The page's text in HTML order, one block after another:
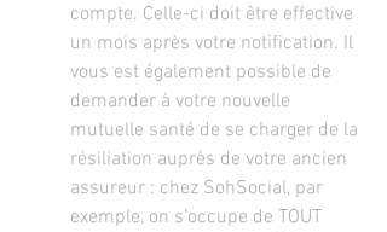
compte. Celle-ci doit être effective
un mois après votre notification. Il
vous est également possible de
demander à votre nouvelle
mutuelle santé de se charger de la
résiliation auprès de votre ancien
assureur : chez SohSocial, par
exemple, on s’occupe de TOUT